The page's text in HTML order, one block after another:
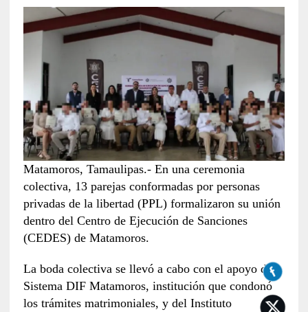
Matamoros, Tamaulipas.- En una ceremonia
colectiva, 13 parejas conformadas por personas
privadas de la libertad (PPL) formalizaron su unión
dentro del Centro de Ejecución de Sanciones
(CEDES) de Matamoros.
La boda colectiva se llevó a cabo con el apoyo del
Sistema DIF Matamoros, institución que condonó
los trámites matrimoniales, y del Instituto